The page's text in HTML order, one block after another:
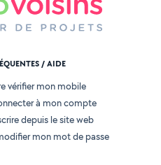
/ AIDE
vérifier mon mobile
à mon compte
depuis le site web
mon mot de passe